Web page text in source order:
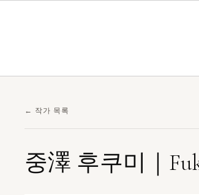
← 작가 목록
중澤 후쿠미｜